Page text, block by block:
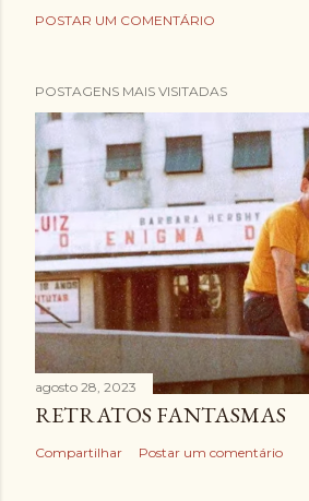
POSTAR UM COMENTÁRIO
POSTAGENS MAIS VISITADAS
agosto 28, 2023
RETRATOS FANTASMAS
Compartilhar Postar um comentário